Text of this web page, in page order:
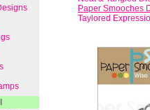
Paper Smooches
Taylored